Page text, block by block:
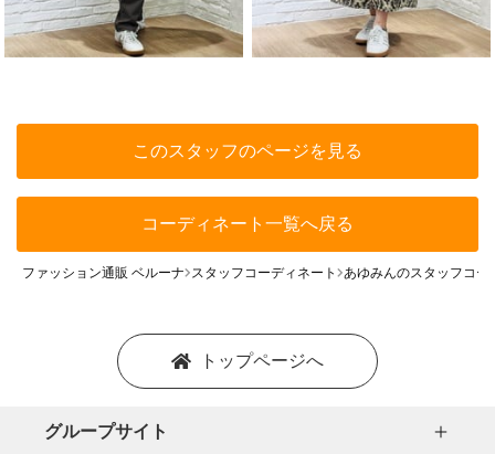
このスタッフのページを見る
コーディネート一覧へ戻る
ファッション通販 ベルーナ スタッフコーディネート あゆみんのスタッフコー
トップページへ
グループサイト